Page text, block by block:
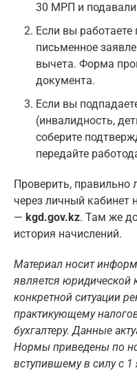
30 МРП и
Если вы
письменное
вычета. Форма
документа.
Если вы
(инвалидность,
соберите
передайте
Проверить,
через личный
— kgd.gov.kz. Там же
история начислений.
Материал носит
является юридической
конкретной ситуации
практикующему
бухгалтеру. Данные
Нормы приведены по
вступившему в силу с 1